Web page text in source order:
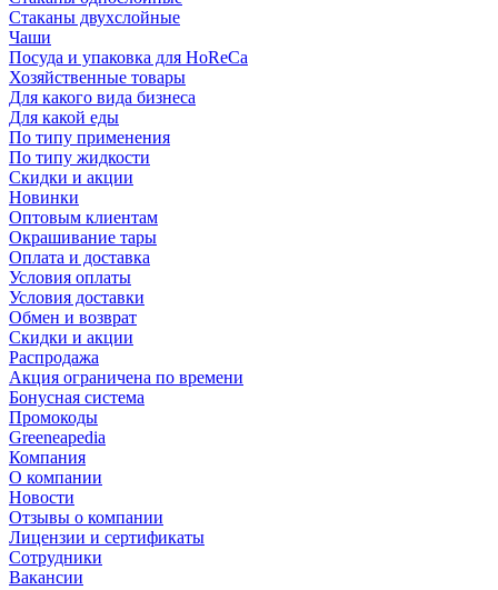
Стаканы двухслойные
Чаши
Посуда и упаковка для HoReCa
Хозяйственные товары
Для какого вида бизнеса
Для какой еды
По типу применения
По типу жидкости
Скидки и акции
Новинки
Оптовым клиентам
Окрашивание тары
Оплата и доставка
Условия оплаты
Условия доставки
Обмен и возврат
Скидки и акции
Распродажа
Акция ограничена по времени
Бонусная система
Промокоды
Greeneapedia
Компания
О компании
Новости
Отзывы о компании
Лицензии и сертификаты
Сотрудники
Вакансии